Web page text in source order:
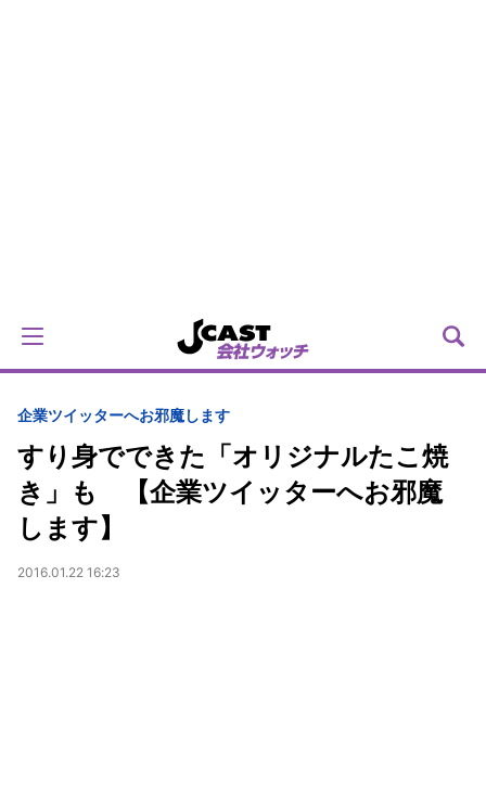
企業ツイッターへお邪魔します
すり身でできた「オリジナルたこ焼
き」も 【企業ツイッターへお邪魔
します】
2016.01.22 16:23